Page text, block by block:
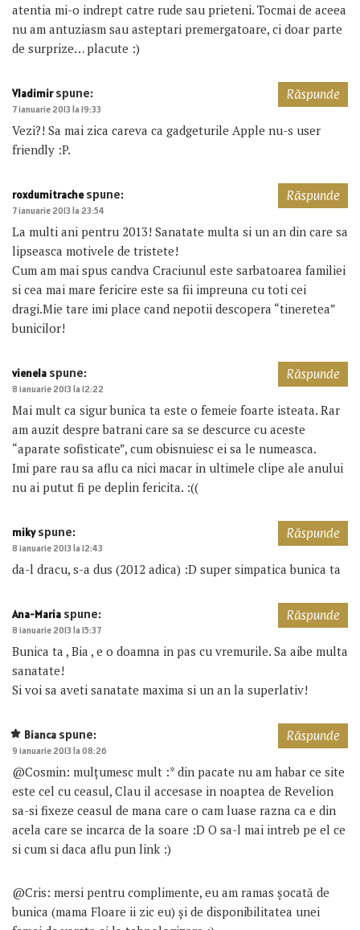
atentia mi-o indrept catre rude sau prieteni. Tocmai de aceea
nu am antuziasm sau asteptari premergatoare, ci doar parte
de surprize… placute :)
Vladimir spune:
7 ianuarie 2013 la 19:33
Vezi?! Sa mai zica careva ca gadgeturile Apple nu-s user
friendly :P.
Răspunde
roxdumitrache spune:
7 ianuarie 2013 la 23:54
La multi ani pentru 2013! Sanatate multa si un an din care sa
lipseasca motivele de tristete!
Cum am mai spus candva Craciunul este sarbatoarea familiei
si cea mai mare fericire este sa fii impreuna cu toti cei
dragi.Mie tare imi place cand nepotii descopera “tineretea”
bunicilor!
Răspunde
vienela spune:
8 ianuarie 2013 la 12:22
Mai mult ca sigur bunica ta este o femeie foarte isteata. Rar
am auzit despre batrani care sa se descurce cu aceste
“aparate sofisticate”, cum obisnuiesc ei sa le numeasca.
Imi pare rau sa aflu ca nici macar in ultimele clipe ale anului
nu ai putut fi pe deplin fericita. :((
Răspunde
miky spune:
8 ianuarie 2013 la 12:43
da-l dracu, s-a dus (2012 adica) :D super simpatica bunica ta
Răspunde
Ana-Maria spune:
8 ianuarie 2013 la 15:37
Bunica ta , Bia , e o doamna in pas cu vremurile. Sa aibe multa
sanatate!
Si voi sa aveti sanatate maxima si un an la superlativ!
Răspunde
Bianca spune:
9 ianuarie 2013 la 08:26
@Cosmin: mulțumesc mult :* din pacate nu am habar ce site
este cel cu ceasul, Clau il accesase in noaptea de Revelion
sa-si fixeze ceasul de mana care o cam luase razna ca e din
acela care se incarca de la soare :D O sa-l mai intreb pe el ce
si cum si daca aflu pun link :)
@Cris: mersi pentru complimente, eu am ramas șocată de
bunica (mama Floare ii zic eu) și de disponibilitatea unei
Răspunde